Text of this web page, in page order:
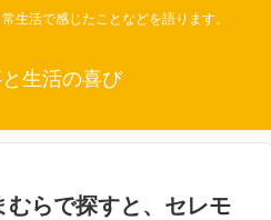
生活で感じたことなどを語ります。
生活の喜び
むらで探すと、セレモ